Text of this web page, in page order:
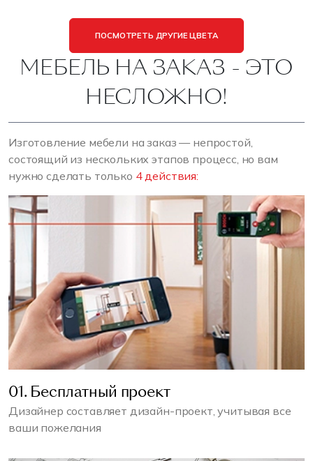
ПОСМОТРЕТЬ ДРУГИЕ ЦВЕТА
МЕБЕЛЬ НА ЗАКАЗ - ЭТО
НЕСЛОЖНО!
Изготовление мебели на заказ — непростой,
состоящий из нескольких этапов процесс, но вам
нужно сделать только 4 действия:
01. Бесплатный проект
Дизайнер составляет дизайн-проект, учитывая все
ваши пожелания